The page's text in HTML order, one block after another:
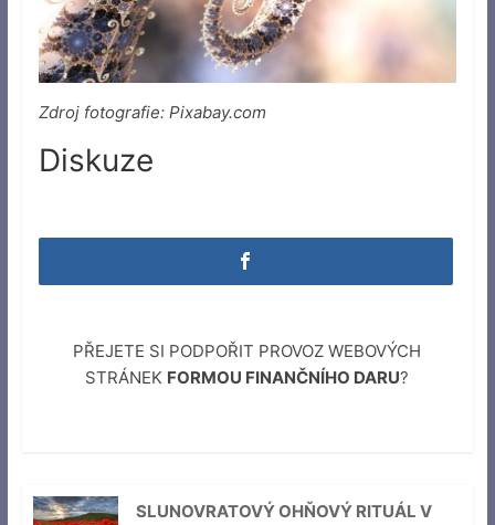
Zdroj fotografie: Pixabay.com
Diskuze
PŘEJETE SI PODPOŘIT PROVOZ WEBOVÝCH
STRÁNEK FORMOU FINANČNÍHO DARU?
SLUNOVRATOVÝ OHŇOVÝ RITUÁL V